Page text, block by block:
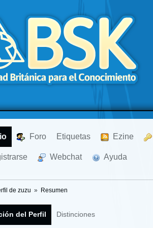
Foro Etiquetas Ezine
Webchat Ayuda
de zuzu » Resumen
del Perfil Distinciones